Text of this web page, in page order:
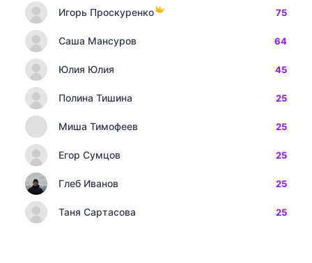
Игорь Проскуренко 75
Саша Мансуров 64
Юлия Юлия 45
Полина Тишина 25
Миша Тимофеев 25
Егор Сумцов 25
Глеб Иванов 25
Таня Сартасова 25